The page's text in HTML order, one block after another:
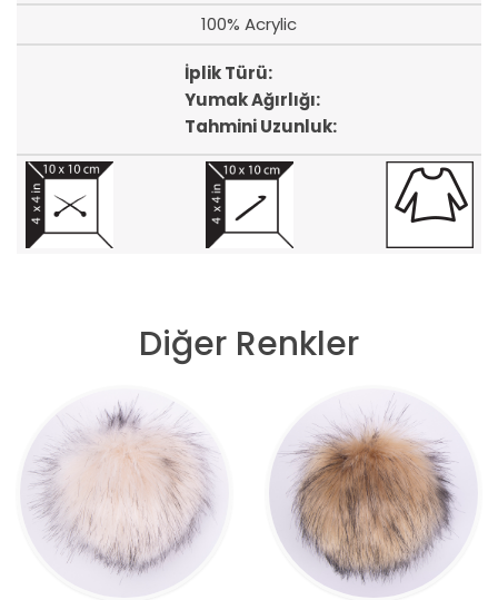
100% Acrylic
İplik Türü:
Yumak Ağırlığı:
Tahmini Uzunluk:
Diğer Renkler